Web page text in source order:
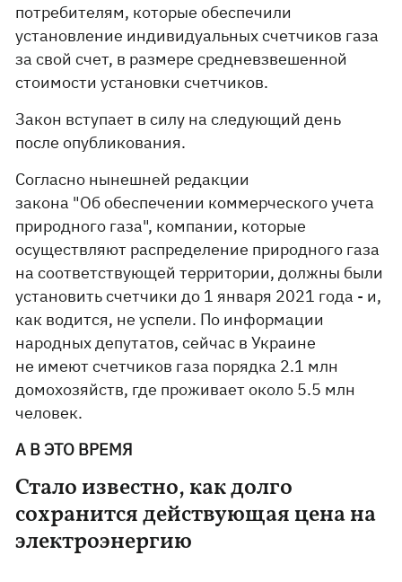
потребителям, которые обеспечили
установление индивидуальных счетчиков газа
за свой счет, в размере средневзвешенной
стоимости установки счетчиков.
Закон вступает в силу на следующий день
после опубликования.
Согласно нынешней редакции
закона "Об обеспечении коммерческого учета
природного газа", компании, которые
осуществляют распределение природного газа
на соответствующей территории, должны были
установить счетчики до 1 января 2021 года - и,
как водится, не успели. По информации
народных депутатов, сейчас в Украине
не имеют счетчиков газа порядка 2.1 млн
домохозяйств, где проживает около 5.5 млн
человек.
А В ЭТО ВРЕМЯ
Стало известно, как долго
сохранится действующая цена на
электроэнергию